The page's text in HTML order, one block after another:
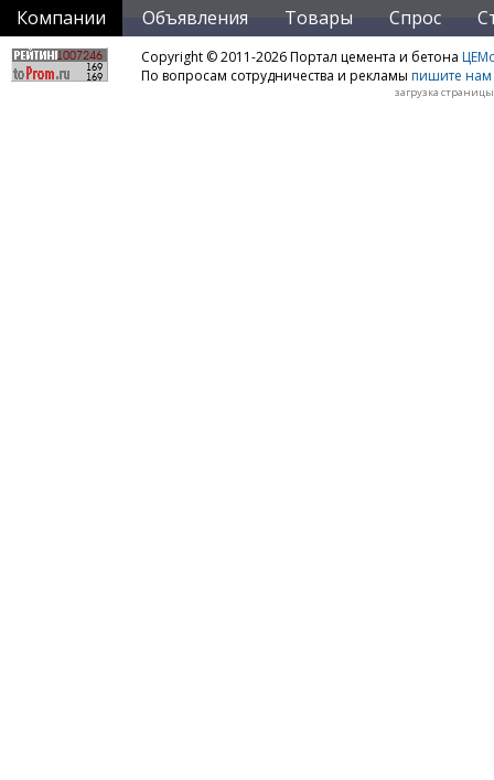
Компании Объявления Товары Спрос
Copyright © 2011-2026 Портал цемента и бетона
По вопросам сотрудничества и рекламы пишите нам
загрузка